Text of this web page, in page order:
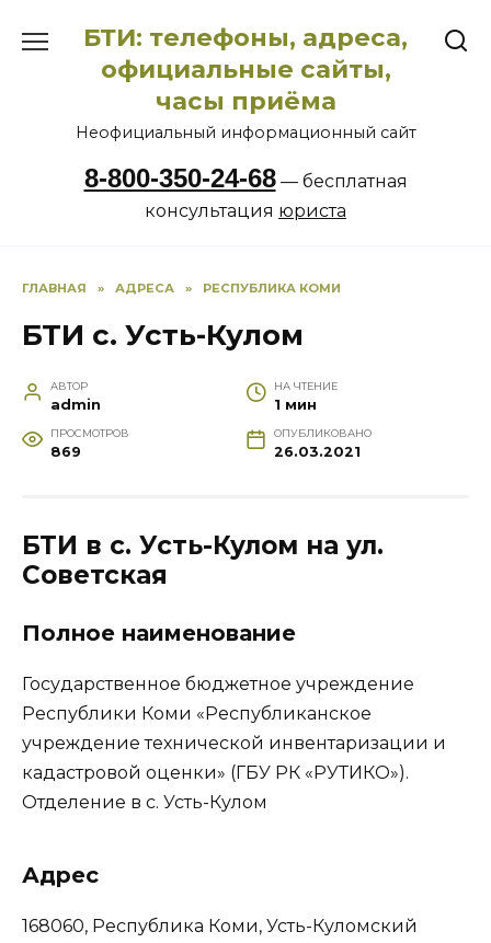
содержанию
БТИ: телефоны, адреса,
официальные сайты,
часы приёма
Неофициальный информационный сайт
8-800-350-24-68— бесплатная
консультация юриста
ГЛАВНАЯ » АДРЕСА » РЕСПУБЛИКА КОМИ
БТИ с. Усть-Кулом
АВТОР
admin
НА ЧТЕНИЕ
1 мин
ПРОСМОТРОВ
869
ОПУБЛИКОВАНО
26.03.2021
БТИ в с. Усть-Кулом на ул.
Советская
Полное наименование
Государственное бюджетное учреждение
Республики Коми «Республиканское
учреждение технической инвентаризации и
кадастровой оценки» (ГБУ РК «РУТИКО»).
Отделение в с. Усть-Кулом
Адрес
168060, Республика Коми, Усть-Куломский